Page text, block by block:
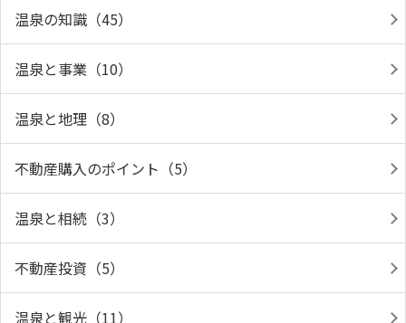
温泉の知識（45）
温泉と事業（10）
温泉と地理（8）
不動産購入のポイント（5）
温泉と相続（3）
不動産投資（5）
温泉と観光（11）